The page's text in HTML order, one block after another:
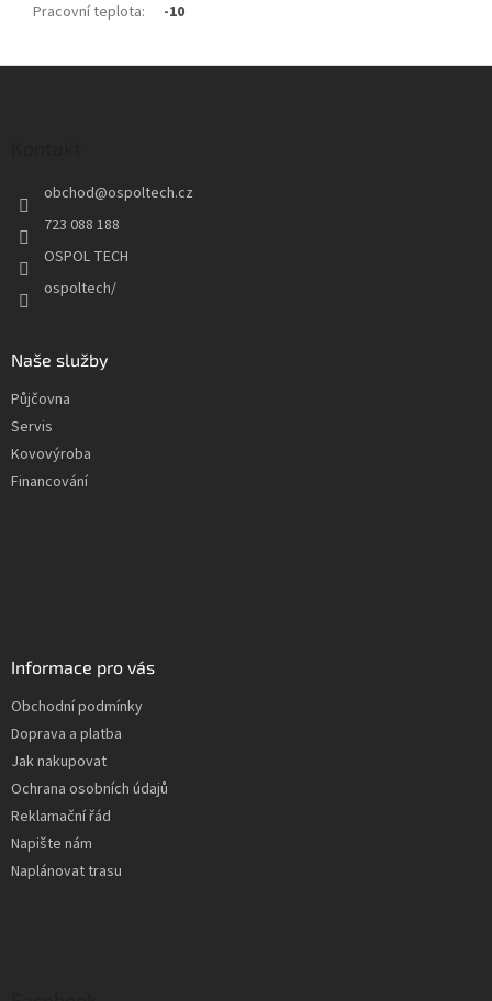
Pracovní teplota: -10
obchod@ospoltech.cz
723 088 188
OSPOL TECH
ospoltech/
Naše služby
Půjčovna
Servis
Kovovýroba
Financování
Informace pro vás
Obchodní podmínky
Doprava a platba
Jak nakupovat
Ochrana osobních údajů
Reklamační řád
Napište nám
Naplánovat trasu